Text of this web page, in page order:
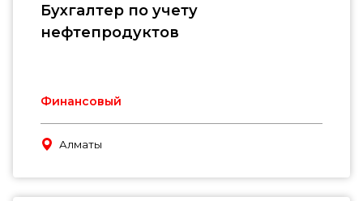
Бухгалтер по учету
нефтепродуктов
Финансовый
Алматы